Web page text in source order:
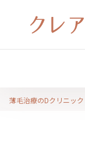
薄毛治療のDクリニック